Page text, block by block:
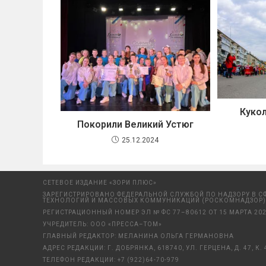
Покорили Великий Устюг
25.12.2024
СЕТЕВОЕ ИЗДАНИЕ «ЗОРИ ПЛЮС»
ЗАРЕГИСТРИРОВАНО ФЕДЕРАЛЬНОЙ СЛУЖБОЙ ПО НАДЗОРУ В
ТЕХНОЛОГИЙ И МАССОВЫХ КОММУНИКАЦИЙ (РОСКОМНАДЗОР)
РЕГИСТРАЦИОННЫЙ НОМЕР ЭЛ № ФС 77–80612 ОТ 15 МАРТА
УЧРЕДИТЕЛЬ: ООО «ПРЕССА–ТОМ»
ГЛАВНЫЙ РЕДАКТОР: МЕЛАНИНА ОЛЬГА ГЕРМАНОВНА
АДРЕС РЕДАКЦИИ: Г. ДОБРЯНКА, 618740, УЛ. ГЕРЦЕНА, Д. 47, К.
ТЕЛЕФОН РЕДАКЦИИ: +7 (922)64-70-979